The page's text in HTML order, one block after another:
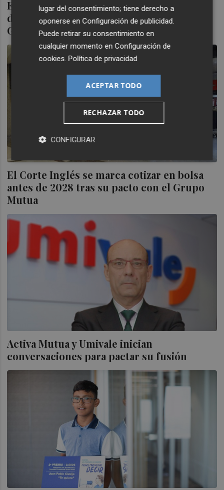
El Supremo tumba el sistema de vigilancia
de enfermedades laborales de la
Generalitat
El Corte Inglés se marca cotizar en bolsa
antes de 2028 tras su pacto con el Grupo
Mutua
Activa Mutua y Umivale inician
conversaciones para pactar su fusión
lugar del consentimiento; tiene derecho a
oponerse enConfiguración de publicidad
Puede retirar su consentimiento en
cualquier momento enConfiguración de
cookies .Política de privacidad
ACEPTAR TODO
RECHAZAR TODO
CONFIGURAR